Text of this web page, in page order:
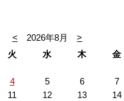
< 2026年8月
>
火 水 木 金
4 5 6 7
11 12 13 14